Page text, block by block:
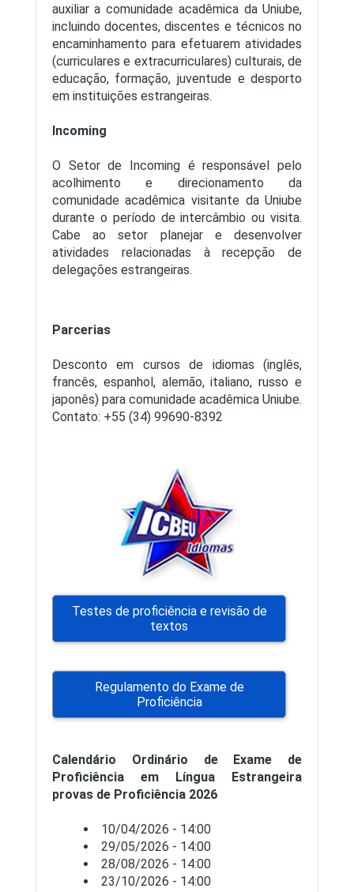
auxiliar a comunidade acadêmica da Uniube,
incluindo docentes, discentes e técnicos no
encaminhamento para efetuarem atividades
(curriculares e extracurriculares) culturais, de
educação, formação, juventude e desporto
em instituições estrangeiras.
Incoming
O Setor de Incoming é responsável pelo
acolhimento e direcionamento da
comunidade acadêmica visitante da Uniube
durante o período de intercâmbio ou visita.
Cabe ao setor planejar e desenvolver
atividades relacionadas à recepção de
delegações estrangeiras.
Parcerias
Desconto em cursos de idiomas (inglês,
francês, espanhol, alemão, italiano, russo e
japonês) para comunidade acadêmica Uniube.
Contato: +55 (34) 99690-8392
Testes de proficiência e revisão de
textos
Regulamento do Exame de
Proficiência
Calendário Ordinário de Exame de
Proficiência em Língua Estrangeira
provas de Proficiência 2026
10/04/2026 - 14:00
29/05/2026 - 14:00
28/08/2026 - 14:00
23/10/2026 - 14:00